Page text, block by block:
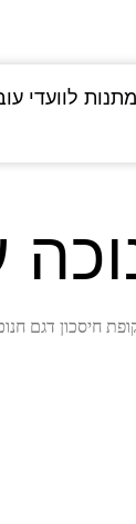
מתנות לוועדי
חיסכון דגם